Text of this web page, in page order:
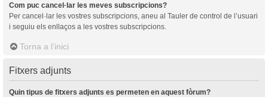
Com puc cancel·lar les meves subscripcions?
Per cancel·lar les vostres subscripcions, aneu al Tauler de control de l’usuari
i seguiu els enllaços a les vostres subscripcions.
Torna a l’inici
Fitxers adjunts
Quin tipus de fitxers adjunts es permeten en aquest fòrum?